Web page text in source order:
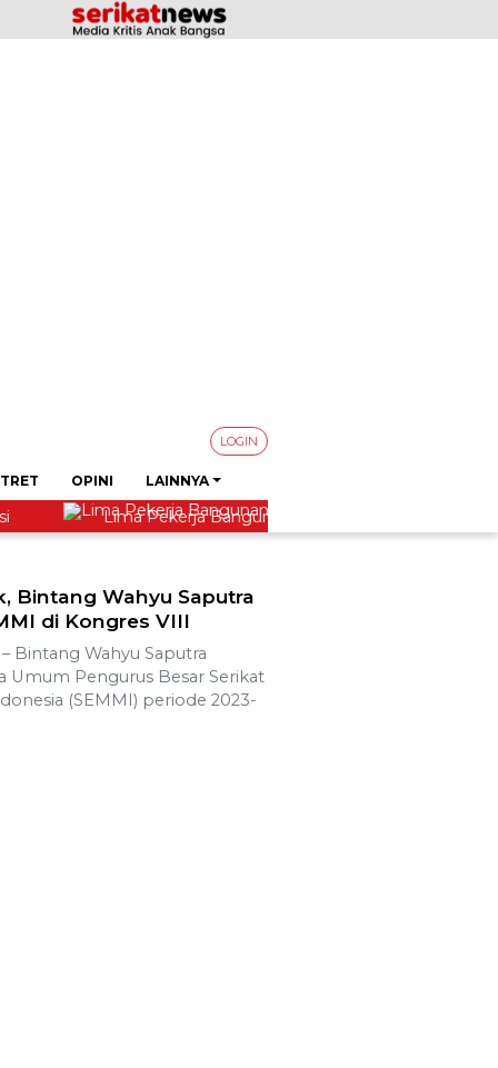
LOGIN
OPINI
LAINNYA
Lima Pekerja Bangunan Dibunuh OPM, Komisi XIII:
Bintang Wahyu Saputra
di Kongres VIII
Bintang Wahyu Saputra
Umum Pengurus Besar Serikat
(SEMMI) periode 2023-